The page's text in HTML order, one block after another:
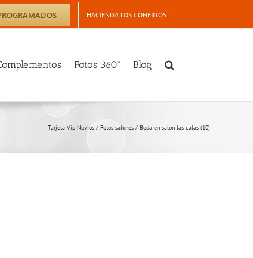
HACIENDA LOS CONEJITOS
Fotos 360º Blog
Tarjeta Vip Novios / Fotos salones / Boda en salon las calas (10)